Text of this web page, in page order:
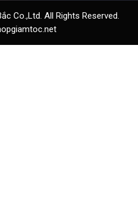
Co.,Ltd. All Rights Reserved.